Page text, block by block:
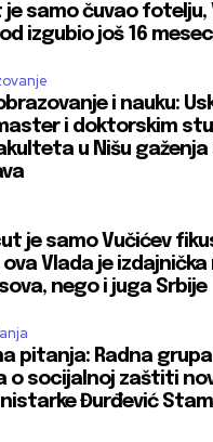
je samo čuvao fotelju,
izgubio još 16
i nauku:
i doktorskim
u Nišu
je samo Vučićev
ova Vlada je
nego i juga Srbije
pitanja: Radna
o socijalnoj zaštiti
Đurđević